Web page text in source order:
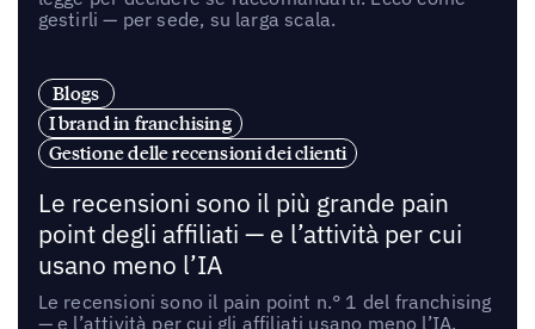
gestirli — per sede, su larga scala.
Blogs
I brand in franchising
Gestione delle recensioni dei clienti
Le recensioni sono il più grande pain
point degli affiliati — e l’attività per cui
usano meno l’IA
Le recensioni sono il pain point n.° 1 del franchising
— e l’attività per cui gli affiliati usano meno l’IA.